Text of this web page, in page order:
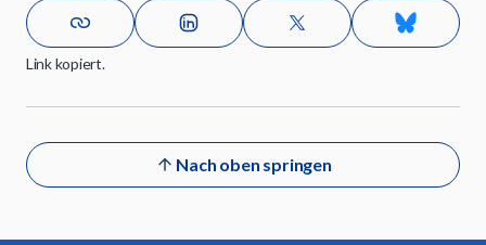
Link kopiert.
Nach oben springen